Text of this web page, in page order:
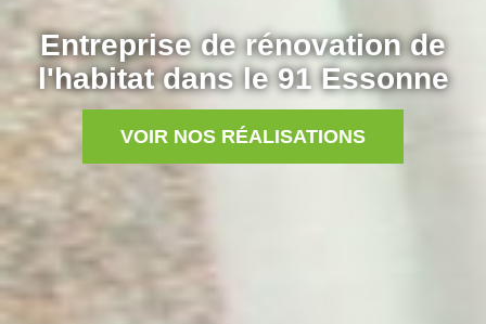
Entreprise de rénovation de
l'habitat dans le 91 Essonne
VOIR NOS RÉALISATIONS